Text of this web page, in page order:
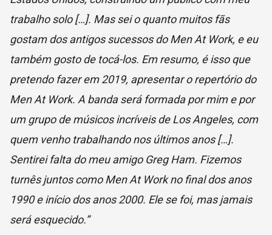
trabalho solo […]. Mas sei o quanto muitos fãs
gostam dos antigos sucessos do Men At Work, e eu
também gosto de tocá-los. Em resumo, é isso que
pretendo fazer em 2019, apresentar o repertório do
Men At Work. A banda será formada por mim e por
um grupo de músicos incríveis de Los Angeles, com
quem venho trabalhando nos últimos anos […].
Sentirei falta do meu amigo Greg Ham. Fizemos
turnês juntos como Men At Work no final dos anos
1990 e início dos anos 2000. Ele se foi, mas jamais
será esquecido.”